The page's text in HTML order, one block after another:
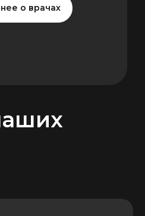
о врачах